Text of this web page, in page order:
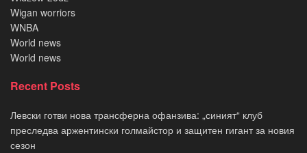
Wigan worriors
WNBA
World news
World news
Recent Posts
Левски готви нова трансферна офанзива: „синият“ клуб
преследва аржентински голмайстор и защитен гигант за новия
сезон